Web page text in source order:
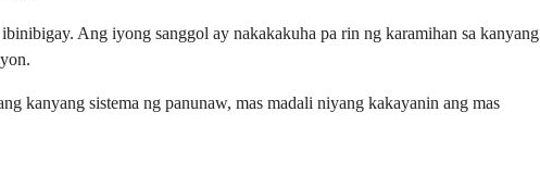
Ang iyong sanggol ay nakakakuha pa rin ng karamihan sa kanyang
kanyang sistema ng panunaw, mas madali niyang kakayanin ang mas